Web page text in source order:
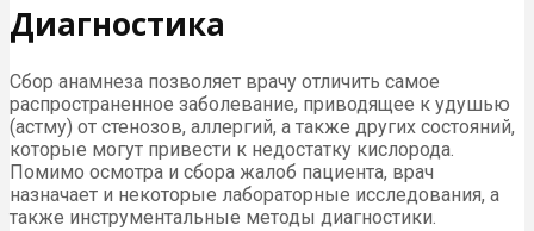
Диагностика
Сбор анамнеза позволяет врачу отличить самое
распространенное заболевание, приводящее к удушью
(астму) от стенозов, аллергий, а также других состояний,
которые могут привести к недостатку кислорода.
Помимо осмотра и сбора жалоб пациента, врач
назначает и некоторые лабораторные исследования, а
также инструментальные методы диагностики.